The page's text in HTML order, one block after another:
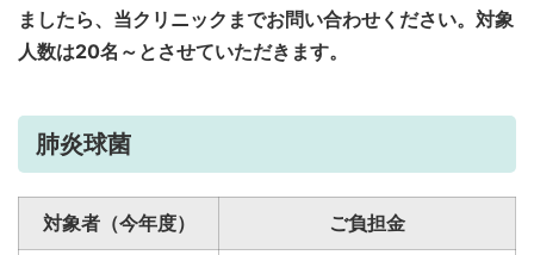
ましたら、当クリニックまでお問い合わせください。対象
人数は20名～とさせていただきます。
肺炎球菌
対象者（今年度） ご負担金